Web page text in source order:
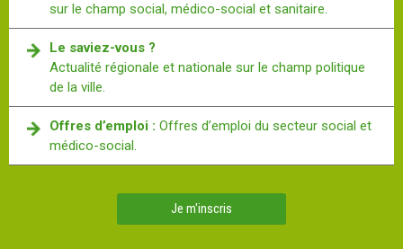
sur le champ social, médico-social et sanitaire.
Le saviez-vous ?
Actualité régionale et nationale sur le champ politique
de la ville.
Offres d’emploi : Offres d’emploi du secteur social et
médico-social.
Je m'inscris